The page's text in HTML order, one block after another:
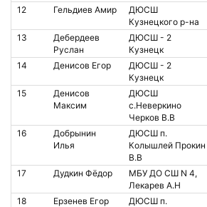
12 Гельдиев Амир
ДЮСШ
Кузнецкого р-на
13
Дебердеев
Руслан
ДЮСШ - 2
Кузнецк
14 Денисов Егор
ДЮСШ - 2
Кузнецк
15
Денисов
Максим
ДЮСШ
с.Неверкино
Черков В.В
16
Добрынин
Илья
ДЮСШ п.
Колышлей Прокин
В.В
17 Дудкин Фёдор
МБУ ДО СШ N 4,
Лекарев А.Н
18 Ерзенев Егор
ДЮСШ п.